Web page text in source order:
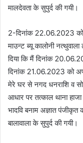
मालदेवता के सुपुर्द की गयी।
2-दिनांक 22.06.2023 को
माउन्ट ब्यू कालोनी
दिया कि मैं दिनांक
दिनांक 21.06.2023 को
मेरे घर से नगद धनराशि व
आधार पर तत्काल थाना
भादवि बनाम अज्ञात पंजीकृत
बालावाला के सुपुर्द की गयी।